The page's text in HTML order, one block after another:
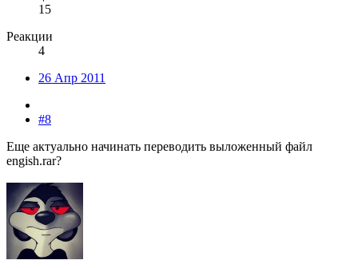
15
Реакции
4
26 Апр 2011
#8
Еще актуально начинать переводить выложенный файл
engish.rar?